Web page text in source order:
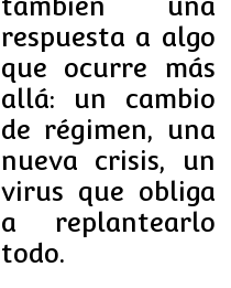
respuesta a algo
que ocurre más
allá: un cambio
de régimen, una
nueva crisis, un
virus que obliga
a replantearlo
todo.